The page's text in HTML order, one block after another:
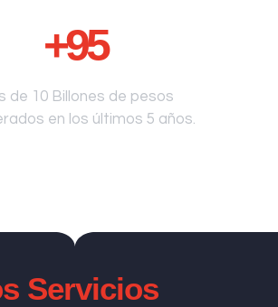
+95
de 10 Billones de pesos
en los últimos 5 años.
Servicios